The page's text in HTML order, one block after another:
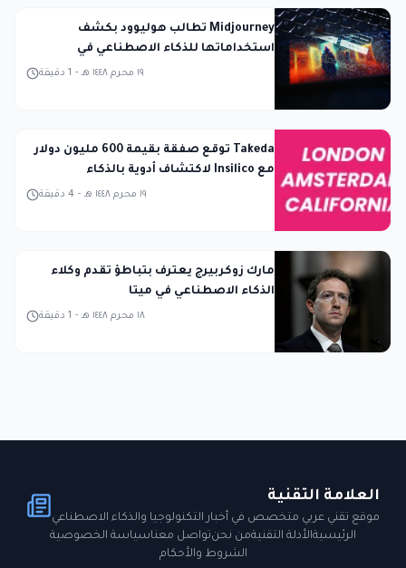
Midjourney تطالب هوليوود بكشف
استخداماتها للذكاء الاصطناعي في
1 دقيقة - ١٩ محرم ١٤٤٨ هـ
Takeda توقع صفقة بقيمة 600 مليون دولار
مع Insilico لاكتشاف أدوية بالذكاء
4 دقيقة - ١٩ محرم ١٤٤٨ هـ
مارك زوكربيرج يعترف بتباطؤ تقدم وكلاء
الذكاء الاصطناعي في ميتا
1 دقيقة - ١٨ محرم ١٤٤٨ هـ
العلامة التقنية
موقع تقني عربي متخصص في أخبار التكنولوجيا والذكاء الاصطناعي
الرئيسيةالأدلة التقنيةمن نحنتواصل معناسياسة الخصوصية
الشروط والأحكام